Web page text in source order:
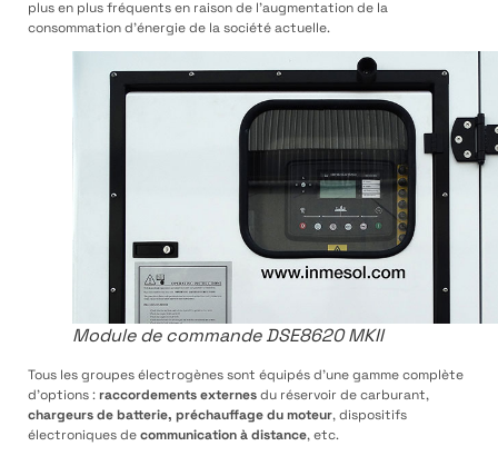
plus en plus fréquents en raison de l’augmentation de la
consommation d’énergie de la société actuelle.
Module de commande DSE8620 MKII
Tous les groupes électrogènes sont équipés d’une gamme complète
d’options :raccordements externesdu réservoir de carburant,
chargeurs de batterie, préchauffage du moteur, dispositifs
électroniques decommunication à distance, etc.